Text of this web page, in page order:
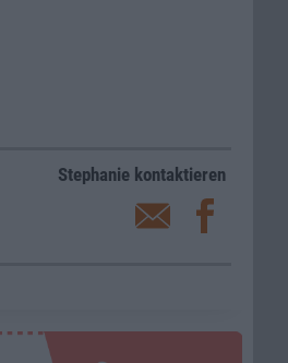
Stephanie kontaktieren